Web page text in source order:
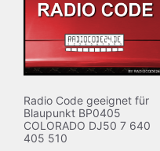
Radio Code geeignet für
Blaupunkt BP0405
COLORADO DJ50 7 640
405 510